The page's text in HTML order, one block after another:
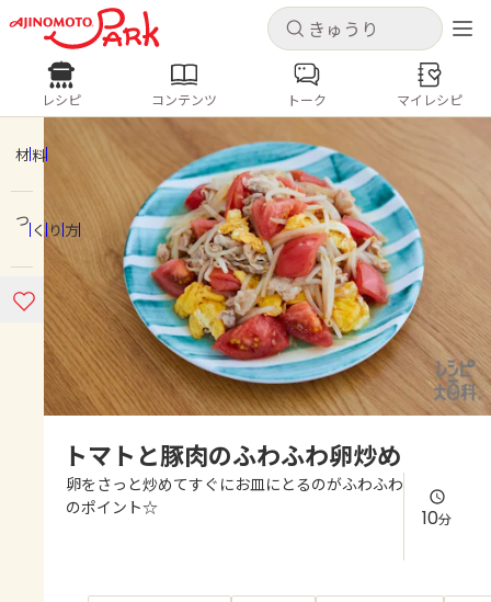
キャンセル
ログインするとレシピを保存できます
ログイン 新規登録
ホーム
コンテンツ
レシピ
よくあるお問い合わせ
キャンセル
レシピ コンテンツ
人気の食材・レシピ
きゅうり なす トマト
とうもろこし
ピーマン
みょうが ゴーヤ
レシピ コンテンツ トーク マイレシピ
材料
つくり方
トマトと豚肉のふわふわ卵炒め
卵をさっと炒めてすぐにお皿にとるのがふわふわ
のポイント☆
10分